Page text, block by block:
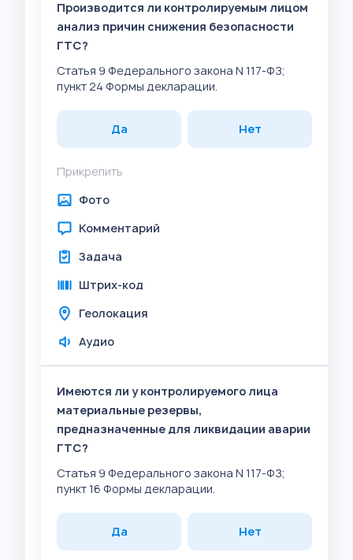
Производится ли контролируемым лицом
анализ причин снижения безопасности
ГТС?
Статья 9 Федерального закона N 117-ФЗ;
пункт 24 Формы декларации.
Да Нет
Прикрепить
Фото
Комментарий
Задача
Штрих-код
Геолокация
Аудио
Имеются ли у контролируемого лица
материальные резервы,
предназначенные для ликвидации аварии
ГТС?
Статья 9 Федерального закона N 117-ФЗ;
пункт 16 Формы декларации.
Да Нет